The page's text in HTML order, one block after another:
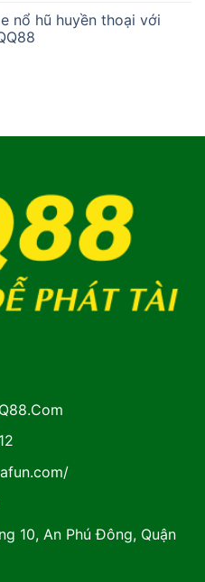
nổ hũ huyền thoại với
10, An Phú Đông, Quận